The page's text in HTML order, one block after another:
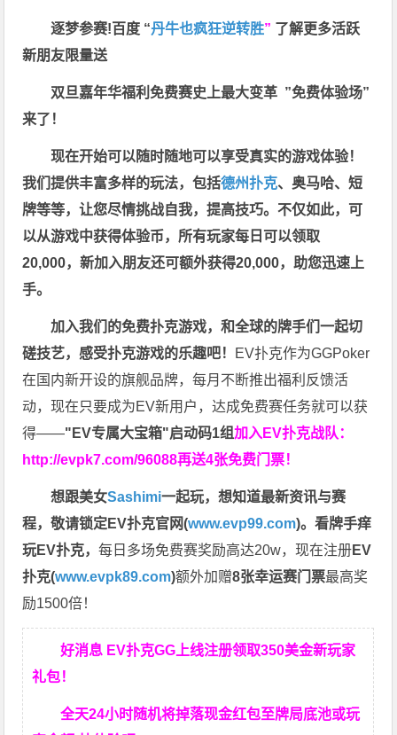
逐梦参赛!百度 “丹牛也疯狂逆转胜” 了解更多活跃
新朋友限量送
双旦嘉年华福利免费赛史上最大变革 ”免费体验场”
来了！
现在开始可以随时随地可以享受真实的游戏体验！
我们提供丰富多样的玩法，包括德州扑克、奥马哈、短
牌等等，让您尽情挑战自我，提高技巧。不仅如此， 可
以从游戏中获得体验币，所有玩家每日可以领取
20,000，新加入朋友还可额外获得20,000，助您迅速上
手。
加入我们的免费扑克游戏，和全球的牌手们一起切
磋技艺，感受扑克游戏的乐趣吧！ EV扑克作为GGPoker
在国内新开设的旗舰品牌，每月不断推出福利反馈活
动，现在只要成为EV新用户，达成免费赛任务就可以获
得——"EV专属大宝箱"启动码1组加入EV扑克战队：
http://evpk7.com/96088再送4张免费门票！
想跟美女Sashimi一起玩，想知道最新资讯与赛
程，敬请锁定EV扑克官网(www.evp99.com)。看牌手痒
玩EV扑克，每日多场免费赛奖励高达20w，现在注册EV
扑克(www.evpk89.com)额外加赠8张幸运赛门票最高奖
励1500倍！
好消息 EV扑克GG上线注册领取350美金新玩家
礼包！
全天24小时随机将掉落现金红包至牌局底池或玩